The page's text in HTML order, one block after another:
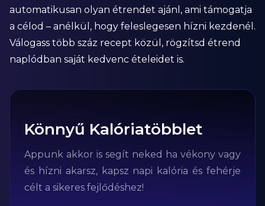
automatikusan olyan étrendet ajánl, ami támogatja
a célod – anélkül, hogy feleslegesen hízni kezdenél.
Válogass több száz recept közül, rögzítsd étrend
naplódban saját kedvenc ételeidet is.
Könnyű Kalóriatöbblet
Appunk akkor is segít neked ha vékony vagy
és hízni akarsz, kapsz napi kalória és fehérje
célt a sikeres fejlődéshez!